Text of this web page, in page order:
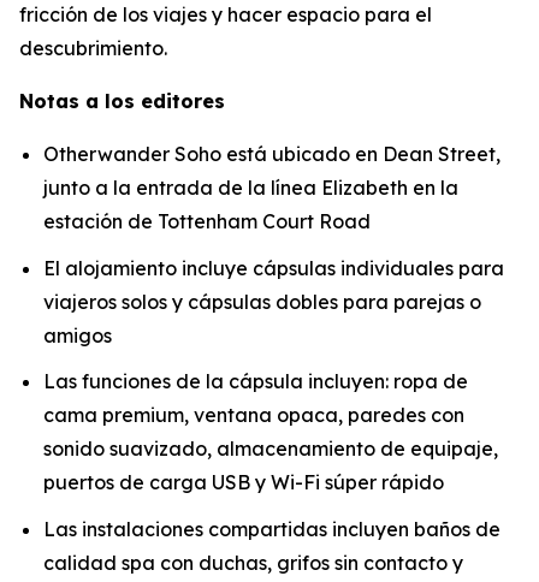
fricción de los viajes y hacer espacio para el
descubrimiento.
Notas a los editores
Otherwander Soho está ubicado en Dean Street,
junto a la entrada de la línea Elizabeth en la
estación de Tottenham Court Road
El alojamiento incluye cápsulas individuales para
viajeros solos y cápsulas dobles para parejas o
amigos
Las funciones de la cápsula incluyen: ropa de
cama premium, ventana opaca, paredes con
sonido suavizado, almacenamiento de equipaje,
puertos de carga USB y Wi-Fi súper rápido
Las instalaciones compartidas incluyen baños de
calidad spa con duchas, grifos sin contacto y